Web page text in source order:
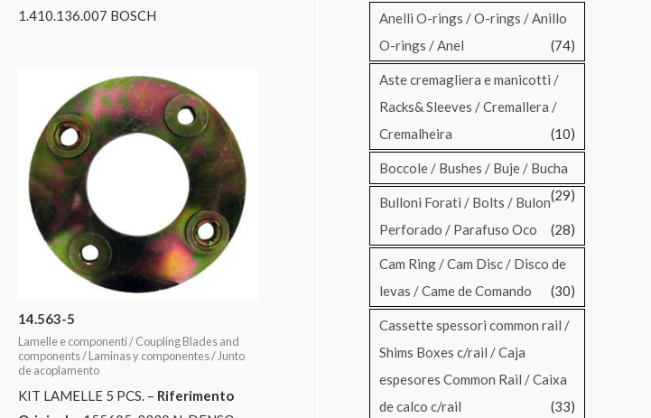
1.410.136.007 BOSCH
14.563-5
Lamelle e componenti / Coupling Blades and
components / Laminas y componentes / Junto
de acoplamento
KIT LAMELLE 5 PCS. – Riferimento
Anelli O-rings / O-rings / Anillo
O-rings / Anel
(74)
Aste cremagliera e manicotti /
Racks& Sleeves / Cremallera /
Cremalheira
(10)
Boccole / Bushes / Buje / Bucha
(29)
Bulloni Forati / Bolts / Bulon
Perforado / Parafuso Oco
(28)
Cam Ring / Cam Disc / Disco de
levas / Came de Comando
(30)
Cassette spessori common rail /
Shims Boxes c/rail / Caja
espesores Common Rail / Caixa
de calco c/rail
(33)